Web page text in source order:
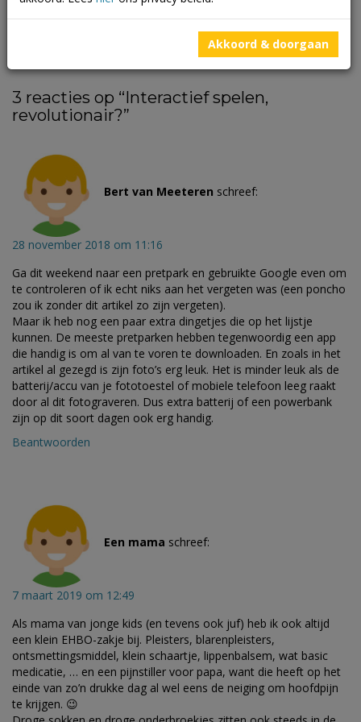
(outdoor fitness) in Nederland
Tips en facts over online review(s) voor speel- en
3 reacties op “Interactief spelen,
revolutionair?”
Bert van Meeteren schreef:
28 november 2018 om 11:16
Ga dit weekend naar een pretpark en gebruikte Google even om
te controleren of ik echt niks aan het vergeten was (een poncho
zou ik zonder dit artikel zo zijn vergeten).
Maar ik heb nog een paar extra dingetjes die op het lijstje
kunnen. De meeste pretparken hebben tegenwoordig een app
die handig is om al van te voren te downloaden. En zoals in het
artikel al gezegd is zijn foto’s erg leuk. Het is minder leuk als de
batterij/accu van je fototoestel of mobiele telefoon leeg raakt
door al dit fotograveren. Dus extra batterij of een powerbank
zijn op dit soort dagen ook erg handig.
Beantwoorden
Een mama schreef:
7 maart 2019 om 12:49
Als mama van jonge kids (en tevens ook juf) heb ik ook altijd
een klein EHBO-zakje bij. Pleisters, blarenpleisters,
ontsmettingsmiddel, klein schaartje, lippenbalsem, wat basic
medicatie, … en een pijnstiller voor papa, want die heeft op het
einde van zo’n drukke dag al wel eens de neiging om hoofdpijn
te krijgen. 😉
Akkoord & doorgaan